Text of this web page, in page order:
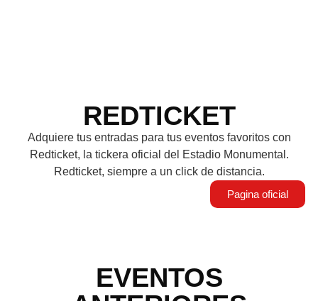
REDTICKET
Adquiere tus entradas para tus eventos favoritos con
Redticket, la tickera oficial del Estadio Monumental.
Redticket, siempre a un click de distancia.
Pagina oficial
EVENTOS